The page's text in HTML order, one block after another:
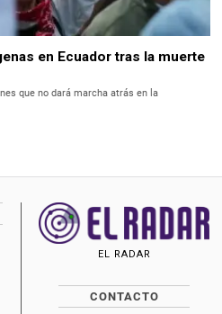
en Ecuador tras la muerte
que no dará marcha atrás en la
EL RADAR
CONTACTO